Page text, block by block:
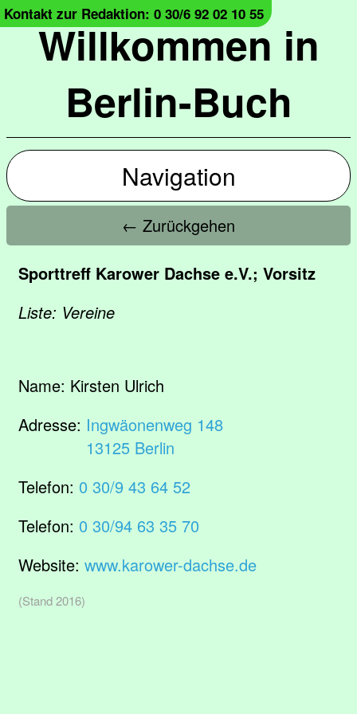
Willkommen in
Berlin-Buch
Kontakt zur Redaktion: 0 30/6 92 02 10 55
Navigation
← Zurückgehen
Sporttreff Karower Dachse e.V.; Vorsitz
Liste: Vereine
Name: Kirsten Ulrich
Adresse: Ingwäonenweg 148
13125 Berlin
Telefon: 0 30/9 43 64 52
Telefon: 0 30/94 63 35 70
Website: www.karower-dachse.de
(Stand 2016)